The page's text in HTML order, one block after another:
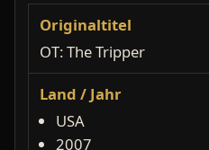
Originaltitel
OT: The Tripper
Land / Jahr
USA
2007